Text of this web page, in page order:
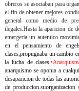
obreros se asociaban para
el fin de obtener mejores
general como medio de
ilegales.Hasta la aparicion de
emergeria un autentico
en el pensamiento de
clases,propugnaba un cambio
la lucha de clases
anarquismo se oponia a
desaparicion de todas las
de